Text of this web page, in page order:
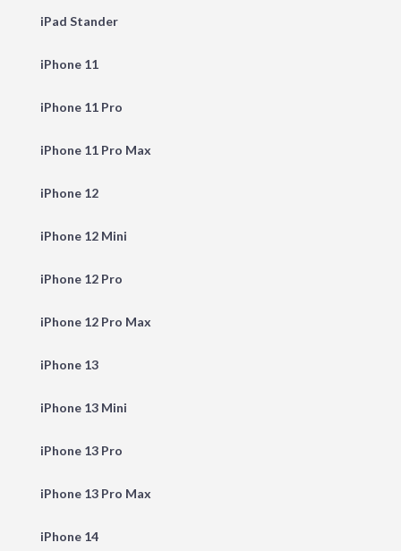
iPad Stander
iPhone 11
iPhone 11 Pro
iPhone 11 Pro Max
iPhone 12
iPhone 12 Mini
iPhone 12 Pro
iPhone 12 Pro Max
iPhone 13
iPhone 13 Mini
iPhone 13 Pro
iPhone 13 Pro Max
iPhone 14